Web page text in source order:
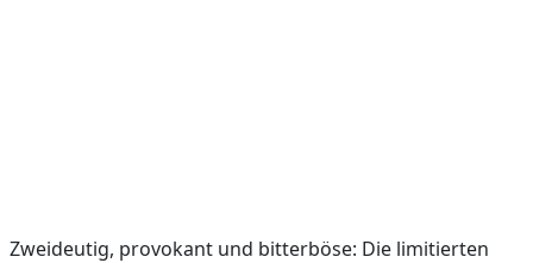
Zweideutig, provokant und bitterböse: Die limitierten